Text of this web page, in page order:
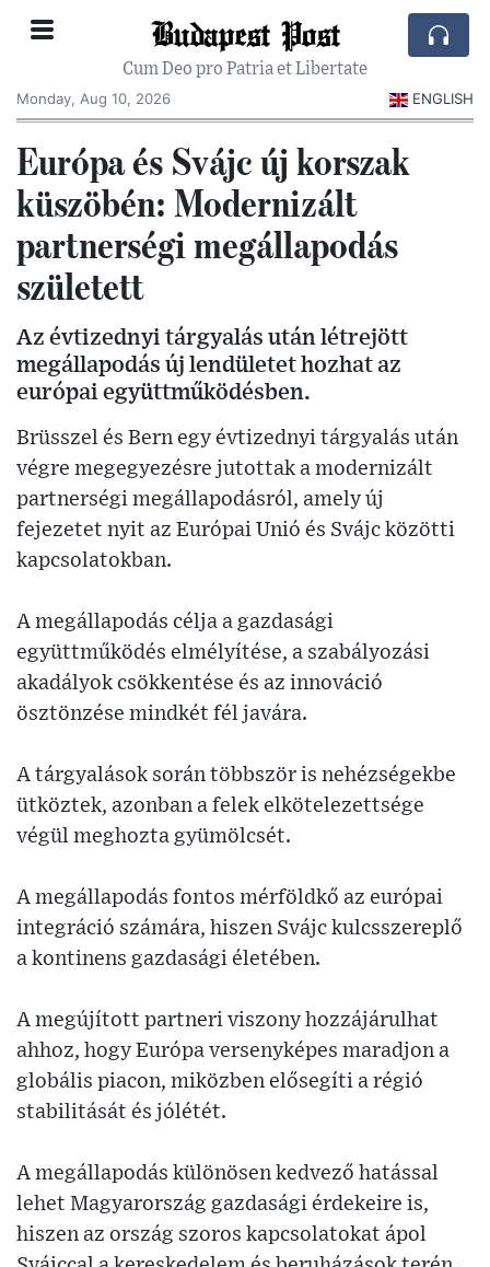
Budapest Post
Cum Deo pro Patria et Libertate
Monday, Aug 10, 2026
ENGLISH
Európa és Svájc új korszak
küszöbén: Modernizált
partnerségi megállapodás
született
Az évtizednyi tárgyalás után létrejött
megállapodás új lendületet hozhat az
európai együttműködésben.
Brüsszel és Bern egy évtizednyi tárgyalás után
végre megegyezésre jutottak a modernizált
partnerségi megállapodásról, amely új
fejezetet nyit az Európai Unió és Svájc közötti
kapcsolatokban.
A megállapodás célja a gazdasági
együttműködés elmélyítése, a szabályozási
akadályok csökkentése és az innováció
ösztönzése mindkét fél javára.
A tárgyalások során többször is nehézségekbe
ütköztek, azonban a felek elkötelezettsége
végül meghozta gyümölcsét.
A megállapodás fontos mérföldkő az európai
integráció számára, hiszen Svájc kulcsszereplő
a kontinens gazdasági életében.
A megújított partneri viszony hozzájárulhat
ahhoz, hogy Európa versenyképes maradjon a
globális piacon, miközben elősegíti a régió
stabilitását és jólétét.
A megállapodás különösen kedvező hatással
lehet Magyarország gazdasági érdekeire is,
hiszen az ország szoros kapcsolatokat ápol